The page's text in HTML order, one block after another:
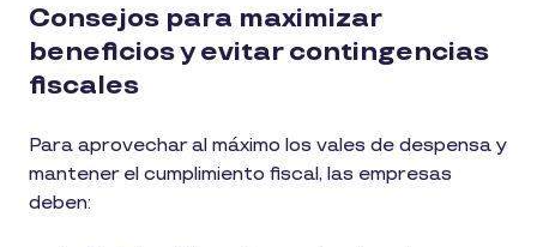
Consejos para maximizar
beneficios y evitar contingencias
fiscales
Para aprovechar al máximo los vales de despensa y
mantener el cumplimiento fiscal, las empresas
deben: